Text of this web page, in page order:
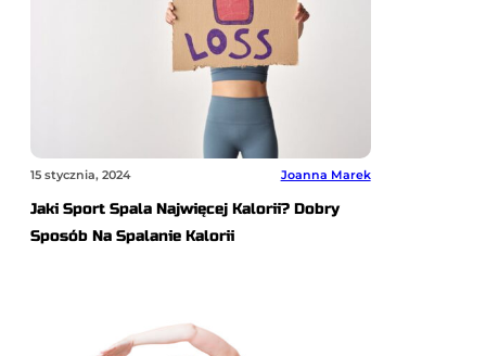
15 stycznia, 2024 Joanna Marek
Jaki Sport Spala Najwięcej Kalorii? Dobry
Sposób Na Spalanie Kalorii